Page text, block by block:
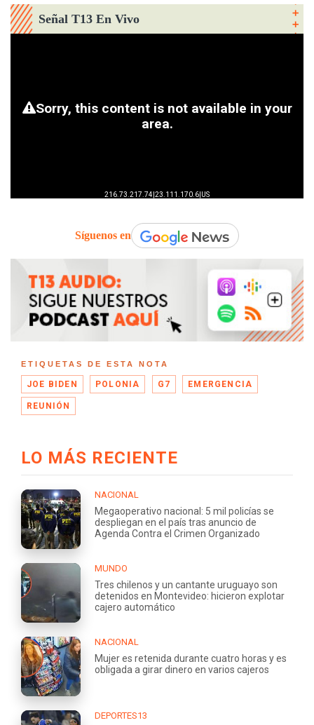
Señal T13 En Vivo
Síguenos en
ETIQUETAS DE ESTA NOTA
JOE BIDEN POLONIA G7 EMERGENCIA
REUNIÓN
LO MÁS RECIENTE
NACIONAL
Megaoperativo nacional: 5 mil policías se
despliegan en el país tras anuncio de
Agenda Contra el Crimen Organizado
MUNDO
Tres chilenos y un cantante uruguayo son
detenidos en Montevideo: hicieron explotar
cajero automático
NACIONAL
Mujer es retenida durante cuatro horas y es
obligada a girar dinero en varios cajeros
DEPORTES13